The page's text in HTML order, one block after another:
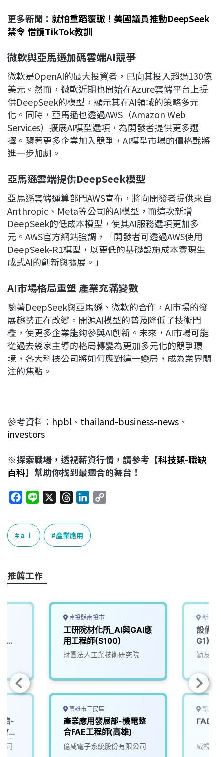
更多新聞： 就怕重蹈覆轍！美國議員推動DeepSeek
禁令 借鏡TikTok教訓
微軟與亞馬遜加碼雲端AI競爭
微軟是OpenAI的最大投資者，已向其投入超過130億
美元。然而，微軟近期也開始在Azure雲端平台上提
供DeepSeek的模型，顯示其在AI領域的策略多元
化。同時，亞馬遜也透過AWS（Amazon Web
Services）擴展AI模型選項，為開發者提供更多選
擇。隨著更多企業加入競爭，AI模型市場的價格戰將
進一步加劇。
亞馬遜雲端提供DeepSeek模型
亞馬遜雲端運算部門AWS宣布，將向開發者提供來自
Anthropic、Meta等公司的AI模型，而這次新增
DeepSeek的低成本模型，使其AI服務選項更加多
元。AWS官方網站強調，「開發者可透過AWS使用
DeepSeek-R1模型，以更低的基礎設施成本實現生
成式AI的創新與擴展。」
AI市場格局重塑 產業充滿變數
隨著DeepSeek與亞馬遜、微軟的合作，AI市場的發
展趨勢正在改變。開源AI模型的普及降低了技術門
檻，使更多企業能夠參與AI創新。未來，AI市場可能
從過去幾家主導的格局轉變為更加多元化的競爭環
境，各大科技公司將如何應對這一變局，成為業界關
注的焦點。
參考資料： hpbl 、 thailand-business-news 、
investors
※探索職場，透視薪資行情，請參考【科技類-職缺
百科】幫助你找到最適合的舞台！
c
e
b
o
k
e
r
e
a
k
n
k
ａｉ 產業應用
推薦工作
館-
」
科)
司
南投縣南投市
工研院材化所_AI與GAI應
用工程師(S100)
財團法人工業技術研究院
高雄市三民區
產業應用發展部-機電整
合FAE工程師(高雄)
億威電子系統股份有限公司
新竹
設備
G1)
勤友企
新北
FAE
威視康